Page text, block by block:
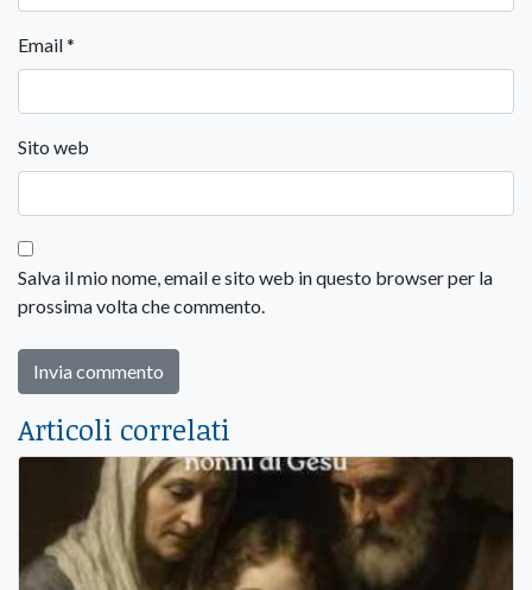
Email*
Sito web
Salva il mio nome, email e sito web in questo browser per la
prossima volta che commento.
Articoli correlati